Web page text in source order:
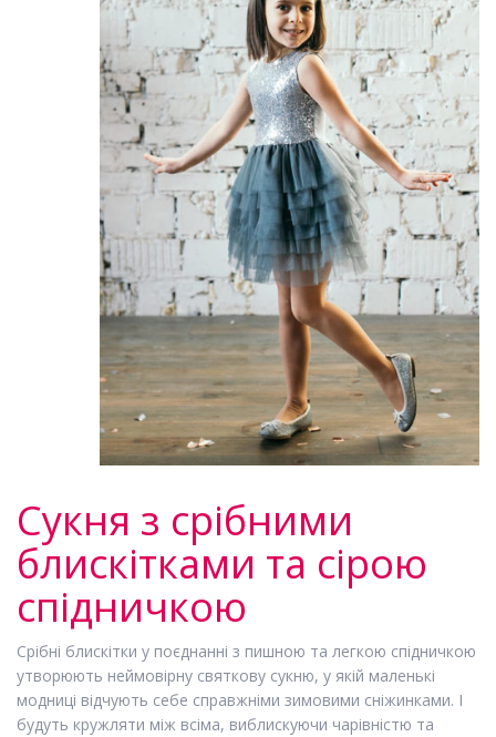
Сукня з срібними
блискітками та сірою
спідничкою
Срібні блискітки у поєднанні з пишною та легкою спідничкою
утворюють неймовірну святкову сукню, у якій маленькі
модниці відчують себе справжніми зимовими сніжинками. І
будуть кружляти між всіма, виблискуючи чарівністю та